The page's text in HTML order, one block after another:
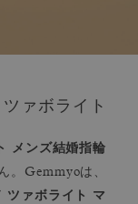
ァボライト
メンズ結婚指輪
。Gemmyoは、
ツァボライト マ